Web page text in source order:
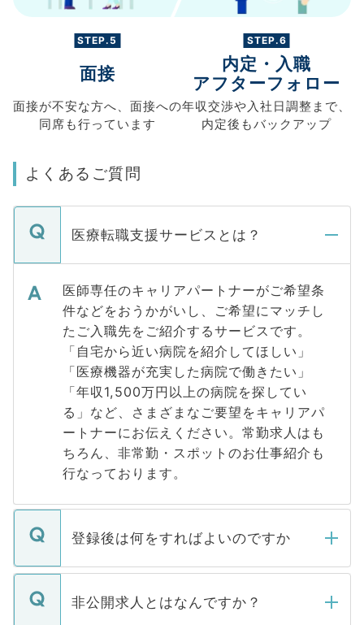
STEP.5
面接
面接が不安な方へ、 面接への
同席も行っています
STEP.6
内定・入職
アフターフォロー
年収交渉や入社日調整まで、
内定後もバックアップ
よくあるご質問
医療転職支援サービスとは？
医師専任のキャリアパートナーがご希望条
件などをおうかがいし、ご希望にマッチし
たご入職先をご紹介するサービスです。
「自宅から近い病院を紹介してほしい」
「医療機器が充実した病院で働きたい」
「年収1,500万円以上の病院を探してい
る」など、さまざまなご要望をキャリアパ
ートナーにお伝えください。常勤求人はも
ちろん、非常勤・スポットのお仕事紹介も
行なっております。
登録後は何をすればよいのですか
ご登録いただきましたら、弊社担当者がご
登録内容を確認し、その後メールもしくは
非公開求人とはなんですか？